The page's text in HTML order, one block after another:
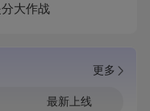
大作战
更多
最新上线